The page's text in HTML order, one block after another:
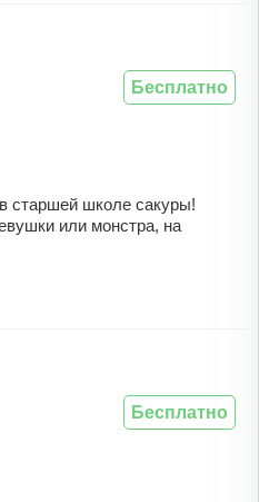
старшей школе сакуры!
или монстра, на
Бесплатно
Бесплатно